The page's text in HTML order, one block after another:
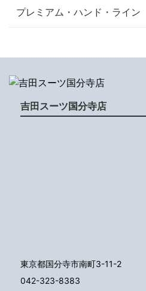
プレミアム・ハンド・ライン
吉田スーツ国分寺店
東京都国分寺市南町3-11-2
042-323-8383